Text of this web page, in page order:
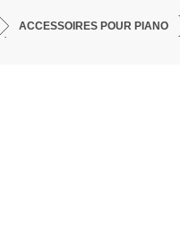
ACCESSOIRES POUR PIANO